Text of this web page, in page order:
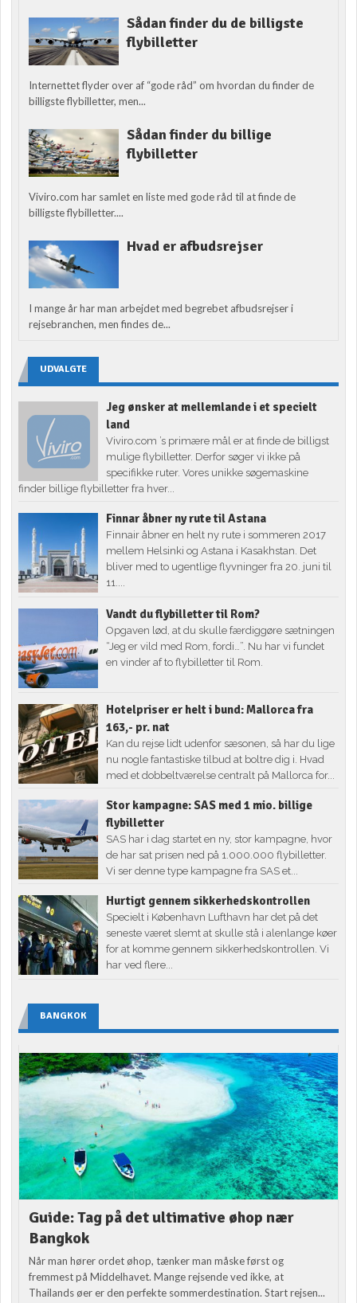
Sådan finder du de billigste
flybilletter
Internettet flyder over af “gode råd” om hvordan du finder de
billigste flybilletter, men...
Sådan finder du billige
flybilletter
Viviro.com har samlet en liste med gode råd til at finde de
billigste flybilletter....
Hvad er afbudsrejser
I mange år har man arbejdet med begrebet afbudsrejser i
rejsebranchen, men findes de...
UDVALGTE
Jeg ønsker at mellemlande i et specielt
land
Viviro.com ’s primære mål er at finde de billigst
mulige flybilletter. Derfor søger vi ikke på
specifikke ruter. Vores unikke søgemaskine
finder billige flybilletter fra hver...
Finnar åbner ny rute til Astana
Finnair åbner en helt ny rute i sommeren 2017
mellem Helsinki og Astana i Kasakhstan. Det
bliver med to ugentlige flyvninger fra 20. juni til
11....
Vandt du flybilletter til Rom?
Opgaven lød, at du skulle færdiggøre sætningen
“Jeg er vild med Rom, fordi…”. Nu har vi fundet
en vinder af to flybilletter til Rom.
Hotelpriser er helt i bund: Mallorca fra
163,- pr. nat
Kan du rejse lidt udenfor sæsonen, så har du lige
nu nogle fantastiske tilbud at boltre dig i. Hvad
med et dobbeltværelse centralt på Mallorca for...
Stor kampagne: SAS med 1 mio. billige
flybilletter
SAS har i dag startet en ny, stor kampagne, hvor
de har sat prisen ned på 1.000.000 flybilletter.
Vi ser denne type kampagne fra SAS et...
Hurtigt gennem sikkerhedskontrollen
Specielt i København Lufthavn har det på det
seneste været slemt at skulle stå i alenlange køer
for at komme gennem sikkerhedskontrollen. Vi
har ved flere...
BANGKOK
Guide: Tag på det ultimative øhop nær
Bangkok
Når man hører ordet øhop, tænker man måske først og
fremmest på Middelhavet. Mange rejsende ved ikke, at
Thailands øer er den perfekte sommerdestination. Start rejsen...